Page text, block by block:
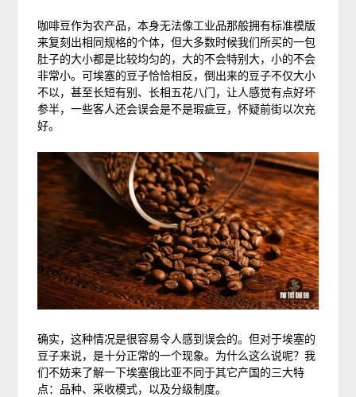
咖啡豆作为农产品，本身无法像工业品那般拥有标准模版
来复刻出相同规格的个体，但大多数时候我们所买的一包
肚子的大小都是比较均匀的，大的不会特别大，小的不会
非常小。可埃塞的豆子恰恰相反，倒出来的豆子不仅大小
不以，甚至长短有别、长相五花八门，让人感觉有点好坏
参半，一些客人还会误会是不是瑕疵豆，怀疑前街以次充
好。
确实，这种情况是很容易令人感到误会的。但对于埃塞的
豆子来说，是十分正常的一个现象。为什么这么说呢？我
们不妨来了解一下埃塞俄比亚不同于其它产国的三大特
点：品种、采收模式，以及分级制度。